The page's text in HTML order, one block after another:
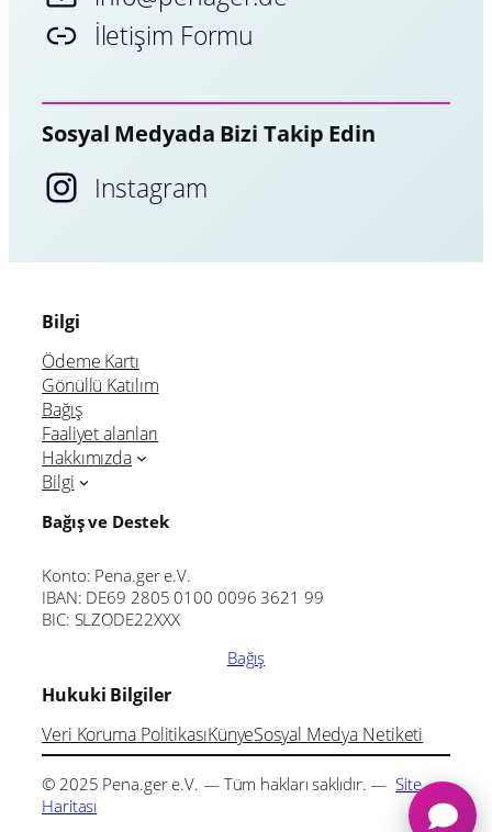
İletişim Formu
Sosyal Medyada Bizi Takip Edin
Instagram
Bilgi
Ödeme Kartı
Gönüllü Katılım
Bağış
Faaliyet alanları
Hakkımızda
Bilgi
Bağış ve Destek
Konto: Pena.ger e.V.
IBAN: DE69 2805 0100 0096 3621 99
BIC: SLZODE22XXX
Bağış
Hukuki Bilgiler
Veri Koruma PolitikasıKünyeSosyal Medya Netiketi
© 2025 Pena.ger e.V. — Tüm hakları saklıdır. — Site
Haritası